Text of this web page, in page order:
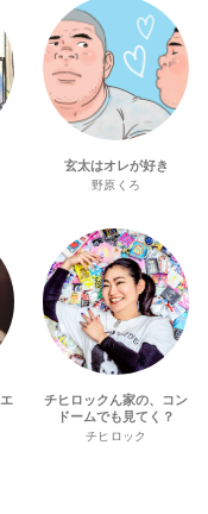
玄太はオレが好き
野原くろ
チヒロックん家の、コン
ドームでも見てく？
チヒロック